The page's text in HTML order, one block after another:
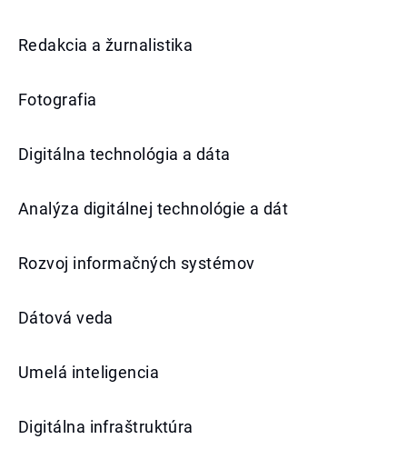
Redakcia a žurnalistika
Fotografia
Digitálna technológia a dáta
Analýza digitálnej technológie a dát
Rozvoj informačných systémov
Dátová veda
Umelá inteligencia
Digitálna infraštruktúra